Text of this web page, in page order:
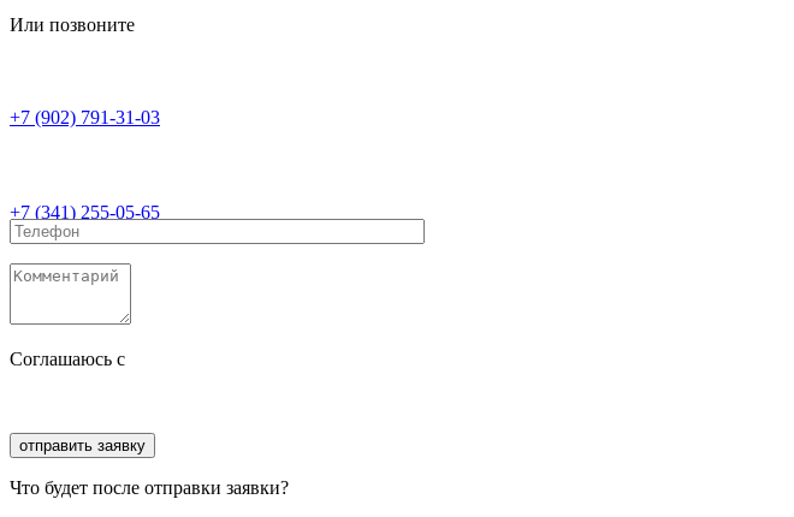
Или позвоните
+7 (902) 791-31-03
+7 (341) 255-05-65
Соглашаюсь с
Что будет после отправки заявки?